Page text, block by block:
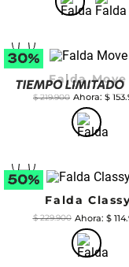
Falda Move
$ 219.900 $ 153.
Falda
$ 229.900 $ 114.